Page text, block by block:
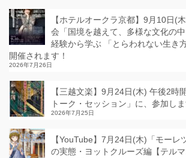
【ホテルオークラ京都】9月10日(
会「国境を越えて、多様な文化の
経験から学ぶ 「とらわれない生き
開催されます！
2026年7月26日
【三越文楽】9月24日(木) 午後2時
トーク・セッション」に、参加しま
2026年7月25日
【YouTube】7月24日(木)「モーレ
の実態・ヨットクルーズ編【テルマ